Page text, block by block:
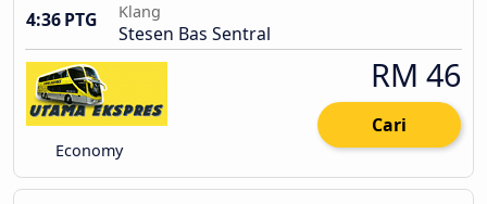
4:36 PTG
Klang
Stesen Bas Sentral
Economy
RM 46
Cari